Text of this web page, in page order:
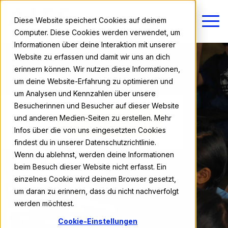
Diese Website speichert Cookies auf deinem
Computer. Diese Cookies werden verwendet, um
Informationen über deine Interaktion mit unserer
Website zu erfassen und damit wir uns an dich
erinnern können. Wir nutzen diese Informationen,
um deine Website-Erfahrung zu optimieren und
um Analysen und Kennzahlen über unsere
Besucherinnen und Besucher auf dieser Website
und anderen Medien-Seiten zu erstellen. Mehr
Infos über die von uns eingesetzten Cookies
findest du in unserer Datenschutzrichtlinie.
Wenn du ablehnst, werden deine Informationen
beim Besuch dieser Website nicht erfasst. Ein
einzelnes Cookie wird deinem Browser gesetzt,
um daran zu erinnern, dass du nicht nachverfolgt
werden möchtest.
Cookie-Einstellungen
ab 820 € Jetzt anmelden
Erfahrungen